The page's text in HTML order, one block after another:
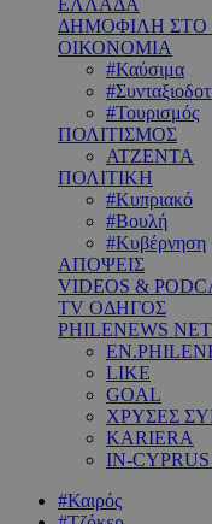
ΕΛΛΑΔΑ
ΔΗΜΟΦΙΛΗ ΣΤΟ
ΟΙΚΟΝΟΜΙΑ
#Καύσιμα
#Τουρισμός
ΠΟΛΙΤΙΣΜΟΣ
ΑΤΖΕΝΤΑ
ΠΟΛΙΤΙΚΗ
#Κυπριακό
#Βουλή
#Κυβέρνηση
ΑΠΟΨΕΙΣ
VIDEOS &
TV ΟΔΗΓΟΣ
PHILENEWS
LIKE
GOAL
ΧΡΥΣΕΣ
KARIERA
IN-
#Καιρός